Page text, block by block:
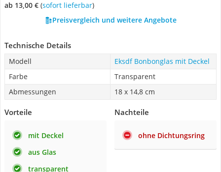
ab 13,00 € ( Sofort lieferbar)
Preisvergleich und weitere Angebote
Technische Details
Modell
Eksdf Bonbonglas mit Deckel
Farbe
Transparent
Abmessungen
18 x 14,8 cm
Vorteile
mit Deckel
aus Glas
transparent
Nachteile
ohne Dichtungsring